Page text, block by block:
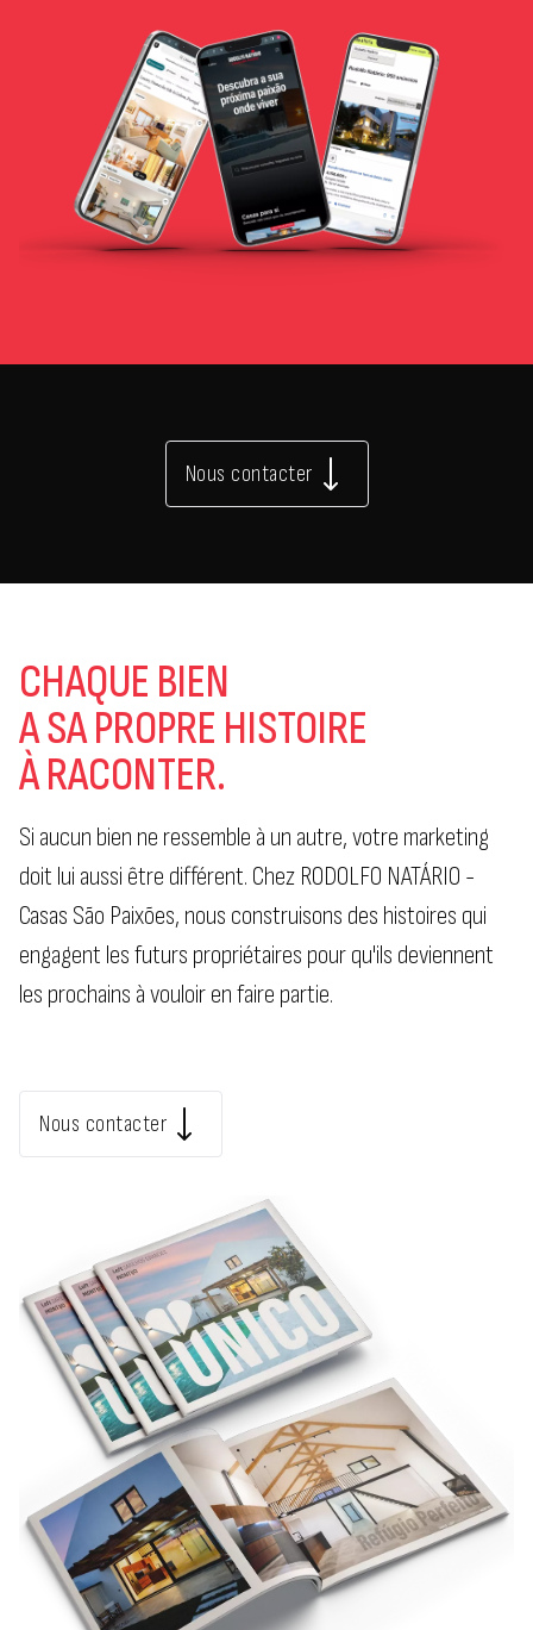
Nous contacter
CHAQUE BIEN
A SA PROPRE HISTOIRE
À RACONTER.
Si aucun bien ne ressemble à un autre, votre marketing
doit lui aussi être différent. Chez RODOLFO NATÁRIO -
Casas São Paixões, nous construisons des histoires qui
engagent les futurs propriétaires pour qu'ils deviennent
les prochains à vouloir en faire partie.
Nous contacter